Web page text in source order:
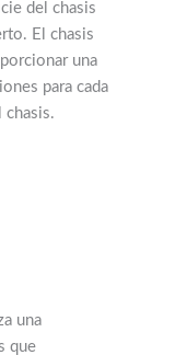
del chasis
El chasis
una
para cada
una
que